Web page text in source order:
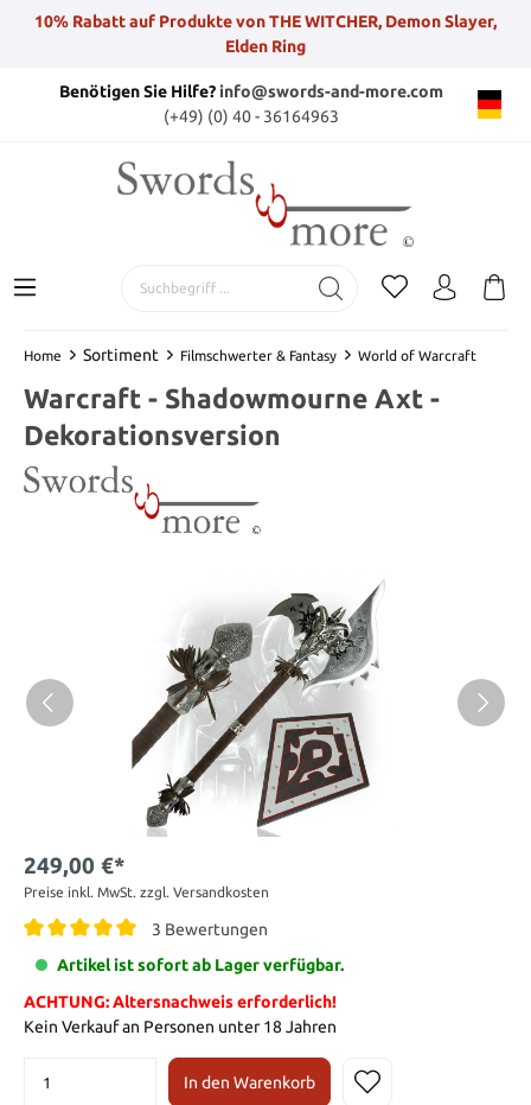
10% Rabatt auf Produkte von THE WITCHER, Demon Slayer,
Elden Ring
Benötigen Sie Hilfe?info@swords-and-more.com
(+49) (0) 40 - 36164963
Home Sortiment Filmschwerter & Fantasy World of Warcraft
Warcraft - Shadowmourne Axt -
Dekorationsversion
249,00 €*
Preise inkl. MwSt. zzgl. Versandkosten
3 Bewertungen
Artikel ist sofort ab Lager verfügbar.
ACHTUNG: Altersnachweis erforderlich!
Kein Verkauf an Personen unter 18 Jahren
In den Warenkorb